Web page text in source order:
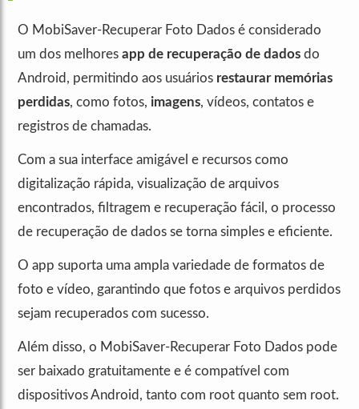
O MobiSaver-Recuperar Foto Dados é considerado
um dos melhores app de recuperação de dados do
Android, permitindo aos usuários restaurar memórias
perdidas, como fotos, imagens, vídeos, contatos e
registros de chamadas.
Com a sua interface amigável e recursos como
digitalização rápida, visualização de arquivos
encontrados, filtragem e recuperação fácil, o processo
de recuperação de dados se torna simples e eficiente.
O app suporta uma ampla variedade de formatos de
foto e vídeo, garantindo que fotos e arquivos perdidos
sejam recuperados com sucesso.
Além disso, o MobiSaver-Recuperar Foto Dados pode
ser baixado gratuitamente e é compatível com
dispositivos Android, tanto com root quanto sem root.